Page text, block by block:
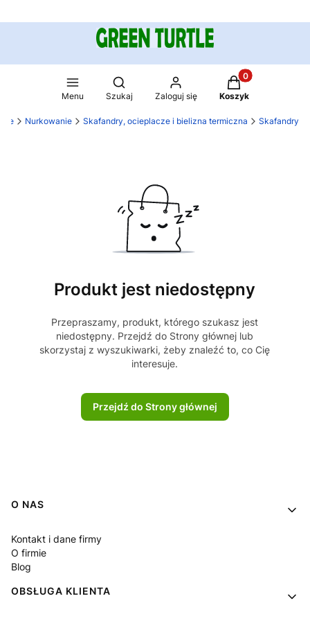
Menu
Otwórz wyszukiwarkę
Szukaj Zaloguj się
Produkty w
Koszyk
Nurkowanie Skafandry, ocieplacze i bielizna termiczna Skafandry
Produkt jest niedostępny
Przepraszamy, produkt, którego szukasz jest
niedostępny. Przejdź do Strony głównej lub
skorzystaj z wyszukiwarki, żeby znaleźć to, co Cię
interesuje.
Przejdź do Strony głównej
Linki w stopce
O NAS
Kontakt i dane firmy
O firmie
Blog
OBSŁUGA KLIENTA